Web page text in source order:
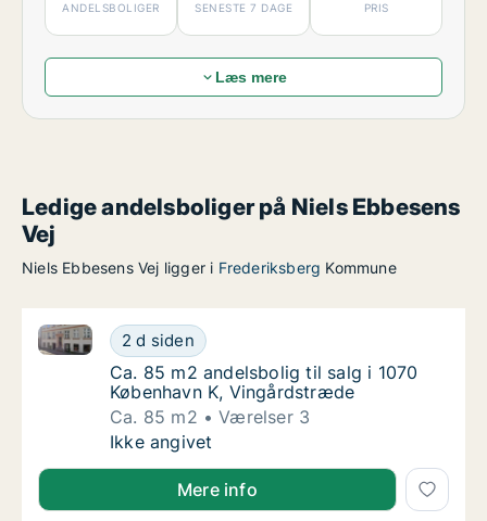
ANDELSBOLIGER
SENESTE 7 DAGE
PRIS
Læs mere
Ledige andelsboliger på Niels Ebbesens
Vej
Niels Ebbesens Vej ligger i Frederiksberg Kommune
Ca. 85 m2 andelsbolig til salg i 1070
2 d siden
Ca. 85 m2 andelsbolig til salg i 1070 København K,
Ca. 85 m2 andelsbolig til salg i 1070
Ca. 85 m2 andelsbolig til salg i 1070
København K, Vingårdstræde
Ca. 85 m2
Værelser 3
Ca. 85 m2 andelsbolig til salg i 1070
Ikke angivet
Mere info